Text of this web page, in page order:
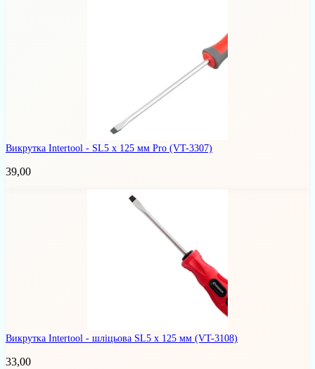
Викрутка Intertool - SL5 x 125 мм Pro (VT-3307)
39,00
Викрутка Intertool - шліцьова SL5 х 125 мм (VT-3108)
33,00